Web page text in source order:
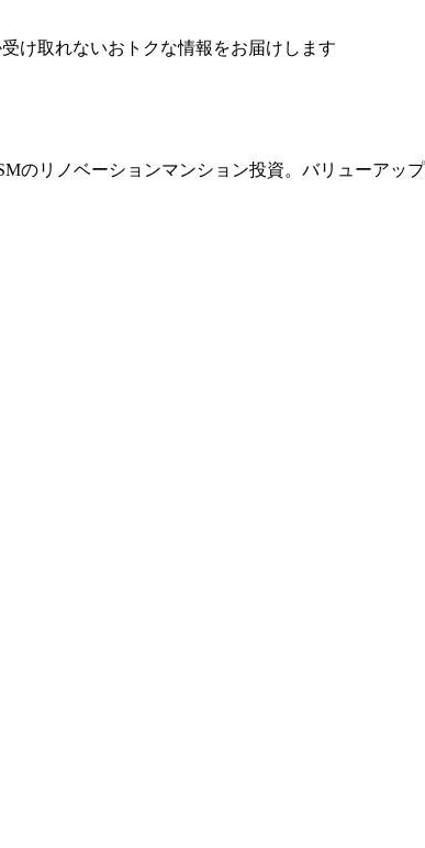
け取れないおトクな情報をお届けします
のリノベーションマンション投資。バリューア